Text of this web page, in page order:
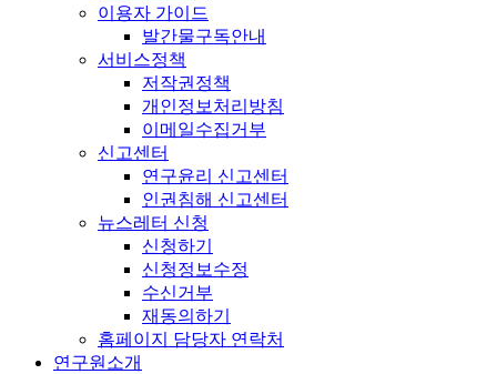
이용자 가이드
발간물구독안내
서비스정책
저작권정책
개인정보처리방침
이메일수집거부
신고센터
연구윤리 신고센터
인권침해 신고센터
뉴스레터 신청
신청하기
신청정보수정
수신거부
재동의하기
홈페이지 담당자 연락처
연구원소개